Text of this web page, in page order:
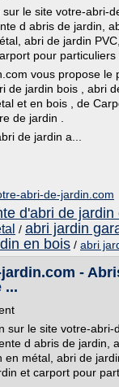
le site votre-abri-
d abris de jardin,
abri de jardin
pour particuliers
vous propose le
de jardin bois , abri
et en bois , de
de jardin .
de jardin a...
abri-de-jardin.com
d'abri de jardin
/ abri jardin
en bois / abri
-
...
sur le site votre-abri-
d abris de jardin,
en métal, abri de
et carport pour